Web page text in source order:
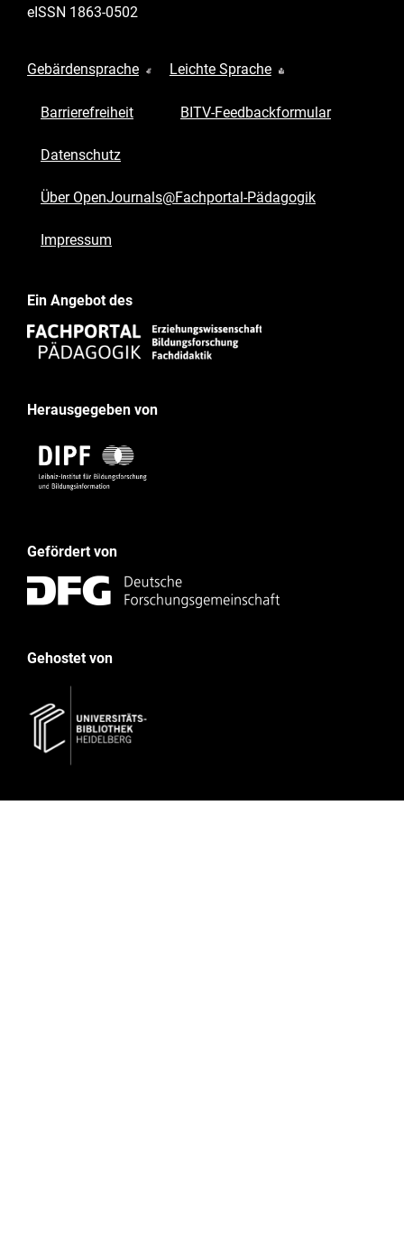
eISSN 1863-0502
Gebärdensprache Leichte Sprache
Barrierefreiheit BITV-Feedbackformular
Datenschutz
Über OpenJournals@Fachportal-Pädagogik
Impressum
Ein Angebot des
Herausgegeben von
Gefördert von
Gehostet von